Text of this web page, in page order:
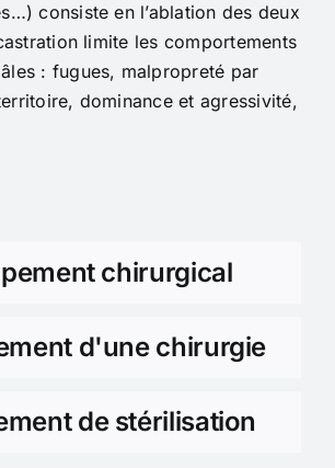
consiste en l’ablation des deux
limite les comportements
: fugues, malpropreté par
dominance et agressivité,
chirurgical
d'une chirurgie
de stérilisation